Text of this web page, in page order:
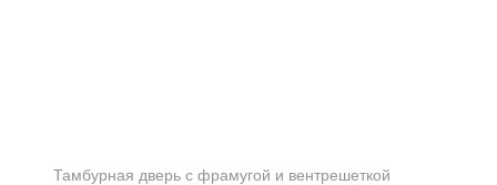
Тамбурная дверь с фрамугой и вентрешеткой